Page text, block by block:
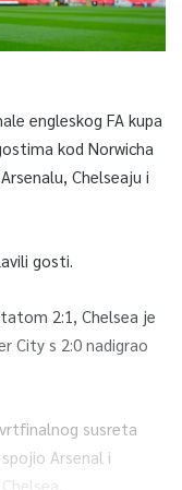
engleskog FA kupa
kod Norwicha
Chelseaju i
gosti.
2:1, Chelsea je
City s 2:0 nadigrao
susreta
Arsenal i